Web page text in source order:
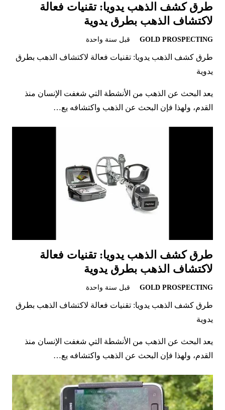
طرق كشف الذهب يدويا: تقنيات فعالة
لاكتشاف الذهب بطرق يدوية
GOLD PROSPECTING قبل سنة واحدة
طرق كشف الذهب يدويا: تقنيات فعالة لاكتشاف الذهب بطرق
يدوية
يعد البحث عن الذهب من الأنشطة التي شغفت الإنسان منذ
القدم، ولهذا فإن البحث عن الذهب واكتشافه يع…
طرق كشف الذهب يدويا: تقنيات فعالة
لاكتشاف الذهب بطرق يدوية
GOLD PROSPECTING قبل سنة واحدة
طرق كشف الذهب يدويا: تقنيات فعالة لاكتشاف الذهب بطرق
يدوية
يعد البحث عن الذهب من الأنشطة التي شغفت الإنسان منذ
القدم، ولهذا فإن البحث عن الذهب واكتشافه يع…